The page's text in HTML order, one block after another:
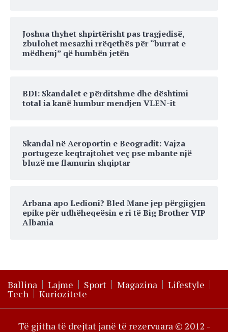
Joshua thyhet shpirtërisht pas tragjedisë,
zbulohet mesazhi rrëqethës për “burrat e
mëdhenj” që humbën jetën
BDI: Skandalet e përditshme dhe dështimi
total ia kanë humbur mendjen VLEN-it
Skandal në Aeroportin e Beogradit: Vajza
portugeze keqtrajtohet veç pse mbante një
bluzë me flamurin shqiptar
Arbana apo Ledioni? Bled Mane jep përgjigjen
epike për udhëheqeësin e ri të Big Brother VIP
Albania
Ballina Lajme Sport Magazina Lifestyle
Tech Kuriozitete
Të gjitha të drejtat janë të rezervuara © 2012 -